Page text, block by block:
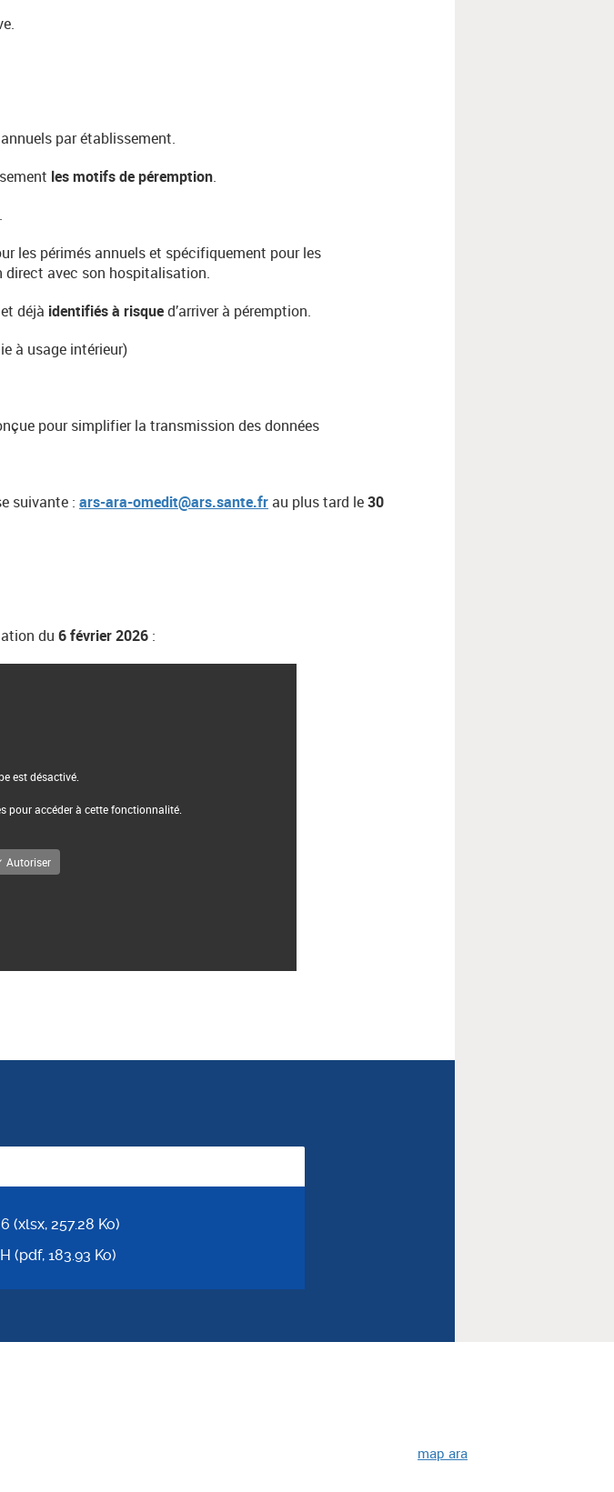
par établissement.
les motifs de péremption.
les périmés annuels et spécifiquement pour les
direct avec son hospitalisation.
déjà identifiés à risqued’arriver à péremption.
à usage intérieur)
pour simplifier la transmission des données
suivante : ars-ara-omedit@ars.sante.frau plus tard le30
du 6 février 2026 :
est désactivé.
pour accéder à cette fonctionnalité.
Autoriser
(xlsx, 257.28 Ko)
(pdf, 183.93 Ko)